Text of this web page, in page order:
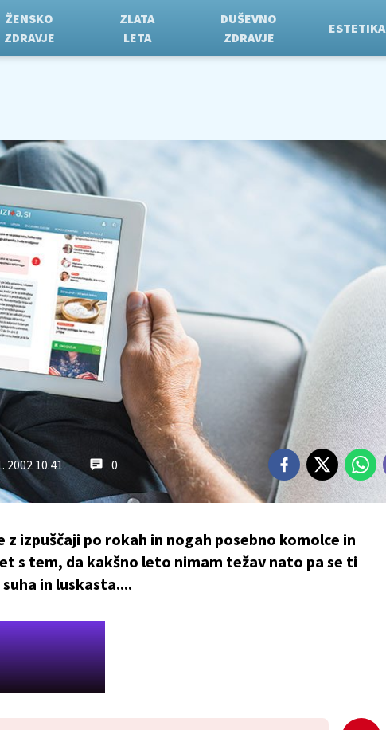
ŽENSKO
ZDRAVJE
ZLATA
LETA
DUŠEVNO
ZDRAVJE
ESTETIKA
2002 10.41 0
izpuščaji po rokah in nogah posebno komolce in
s tem, da kakšno leto nimam težav nato pa se ti
in luskasta....